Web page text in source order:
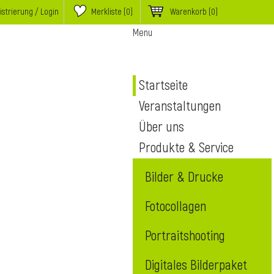
/ Login Merkliste (0) Warenkorb (0)
Menu
Startseite
Veranstaltungen
Über uns
Produkte & Service
Bilder & Drucke
Fotocollagen
Portraitshooting
Digitales Bilderpaket